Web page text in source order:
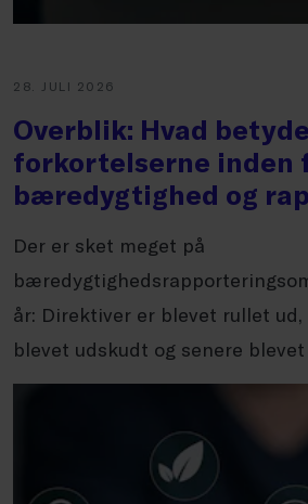
28. JULI 2026
Overblik: Hvad
forkortelserne inden
bæredygtighed og
Der er sket meget på
år: Direktiver er blevet rullet ud,
blevet udskudt og senere